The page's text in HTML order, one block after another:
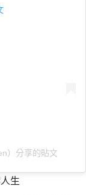
）分享的貼文
生